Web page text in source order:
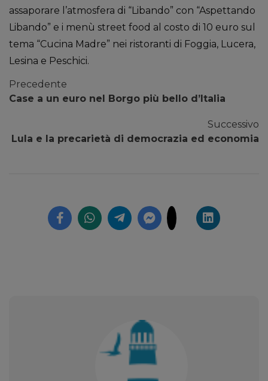
assaporare l’atmosfera di “Libando” con “Aspettando
Libando” e i menù street food al costo di 10 euro sul
tema “Cucina Madre” nei ristoranti di Foggia, Lucera,
Lesina e Peschici.
Precedente
Case a un euro nel Borgo più bello d’Italia
Successivo
Lula e la precarietà di democrazia ed economia